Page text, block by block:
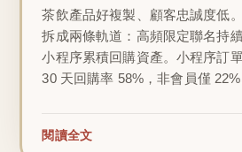
茶飲產品好複製、顧客忠誠度低
拆成兩條軌道：高頻限定聯名持
小程序累積回購資產。小程序訂
30 天回購率 58%，非會員僅 22%
閱讀全文